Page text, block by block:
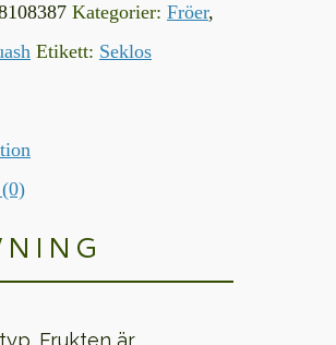
Kategorier: Fröer,
Etikett: Seklos
Frukten är